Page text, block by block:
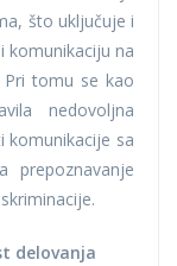
što uključuje i
komunikaciju na
Pri tomu se kao
nedovoljna
komunikacije sa
delovanja